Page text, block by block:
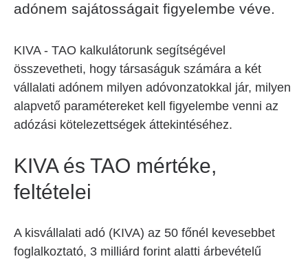
adónem sajátosságait figyelembe véve.
KIVA - TAO kalkulátorunk segítségével
összevetheti, hogy társaságuk számára a két
vállalati adónem milyen adóvonzatokkal jár, milyen
alapvető paramétereket kell figyelembe venni az
adózási kötelezettségek áttekintéséhez.
KIVA és TAO mértéke,
feltételei
A kisvállalati adó (KIVA) az 50 főnél kevesebbet
foglalkoztató, 3 milliárd forint alatti árbevételű